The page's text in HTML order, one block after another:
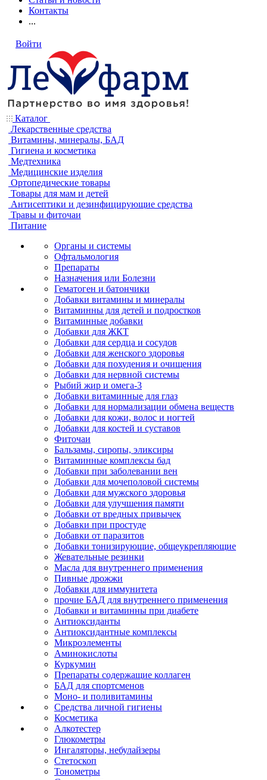
Контакты
...
Войти
Каталог
Лекарственные средства
Витамины, минералы, БАД
Гигиена и косметика
Медтехника
Медицинские изделия
Ортопедические товары
Товары для мам и детей
Антисептики и дезинфицирующие средства
Травы и фиточаи
Питание
Органы и системы
Офтальмология
Препараты
Назначения или Болезни
Гематоген и батончики
Добавки витамины и минералы
Витаминны для детей и подростков
Витаминные добавки
Добавки для ЖКТ
Добавки для сердца и сосудов
Добавки для женского здоровья
Добавки для похудения и очищения
Добавки для нервной системы
Рыбий жир и омега-3
Добавки витаминные для глаз
Добавки для нормализации обмена веществ
Добавки для кожи, волос и ногтей
Добавки для костей и суставов
Фиточаи
Бальзамы, сиропы, эликсиры
Витаминные комплексы бад
Добавки при заболевании вен
Добавки для мочеполовой системы
Добавки для мужского здоровья
Добавки для улучшения памяти
Добавки от вредных привычек
Добавки при простуде
Добавки от паразитов
Добавки тонизирующие, общеукрепляющие
Жевательные резинки
Масла для внутреннего применения
Пивные дрожжи
Добавки для иммунитета
прочие БАД для внутреннего применения
Добавки и витаминны при диабете
Антиоксиданты
Антиоксидантные комплексы
Микроэлементы
Аминокислоты
Куркумин
Препараты содержащие коллаген
БАД для спортсменов
Моно- и поливитамины
Средства личной гигиены
Косметика
Алкотестер
Глюкометры
Ингаляторы, небулайзеры
Стетоскоп
Тонометры